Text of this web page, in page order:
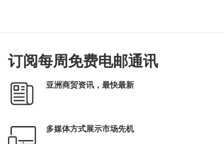
Barcode
XPAND Codes 扫瞄条码
订阅每周免费电邮通讯
亚洲商贸资讯，最快最新
多媒体方式展示市场先机